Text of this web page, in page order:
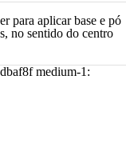
para aplicar base e pó
no sentido do centro
medium-1: